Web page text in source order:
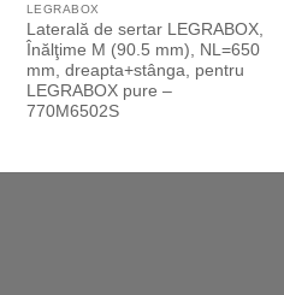
LEGRABOX
Laterală de sertar LEGRABOX,
Înălţime M (90.5 mm), NL=650
mm, dreapta+stânga, pentru
LEGRABOX pure –
770M6502S